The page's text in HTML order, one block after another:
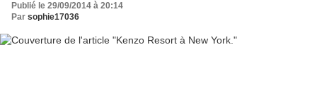
Publié le 29/09/2014 à 20:14
Par sophie17036